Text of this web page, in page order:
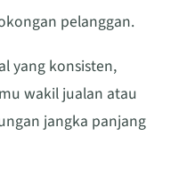
pelanggan.
yang konsisten,
wakil jualan atau
jangka panjang